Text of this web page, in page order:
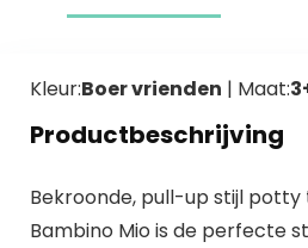
Kleur:Boer vrienden | Maat:
Productbeschrijving
Bekroonde, pull-up stijl
Bambino Mio is de perfecte